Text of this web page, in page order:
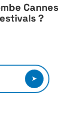
Cannes
?